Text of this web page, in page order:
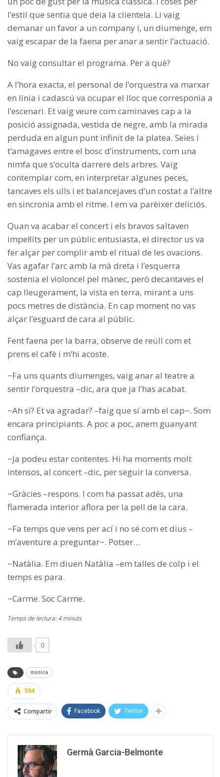
l’estil que sentia que deia la clientela. Li vaig
demanar un favor a un company i, un diumenge, em
vaig escapar de la faena per anar a sentir l’actuació.
No vaig consultar el programa. Per a què?
A l’hora exacta, el personal de l’orquestra va marxar
en línia i cadascú va ocupar el lloc que corresponia a
l’escenari. Et vaig veure com caminaves cap a la
posició assignada, vestida de negre, amb la mirada
perduda en algun punt infinit de la platea. Seies i
t’amagaves entre el bosc d’instruments, com una
nimfa que s’oculta darrere dels arbres. Vaig
contemplar com, en interpretar algunes peces,
tancaves els ulls i et balancejaves d’un costat a l’altre
en sincronia amb el ritme. I em va parèixer deliciós.
Quan va acabar el concert i els bravos saltaven
impel·lits per un públic entusiasta, el director us va
fer alçar per complir amb el ritual de les ovacions.
Vas agafar l’arc amb la mà dreta i l’esquerra
sostenia el violoncel pel mànec, però decantaves el
cap lleugerament, la vista en terra, mirant a uns
pocs metres de distància. En cap moment no vas
alçar l’esguard de cara al públic.
Fent faena per la barra, observe de reüll com et
prens el cafè i m’hi acoste.
−Fa uns quants diumenges, vaig anar al teatre a
sentir l’orquestra –dic, ara que ja l’has acabat.
−Ah sí? Et va agradar? –faig que sí amb el cap−. Som
encara principiants. A poc a poc, anem guanyant
confiança.
−Ja podeu estar contentes. Hi ha moments molt
intensos, al concert –dic, per seguir la conversa.
−Gràcies –respons. I com ha passat adés, una
flamerada interior aflora per la pell de la cara.
−Fa temps que vens per ací i no sé com et dius –
m’aventure a preguntar−. Potser…
−Natàlia. Em diuen Natàlia –em talles de colp i el
temps es para.
−Carme. Soc Carme.
Temps de lectura: 4 minuts
0
música
594
Compartir Facebook Twitter
Germà Garcia-Belmonte